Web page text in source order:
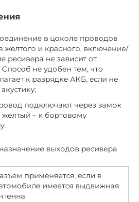
в цоколе проводов
желтого и красного, включение/
ресивера не зависит от
не удобен тем, что
к разрядке АКБ, если не
подключают через замок
желтый – к бортовому
выходов ресивера
применяется, если в
имеется выдвижная